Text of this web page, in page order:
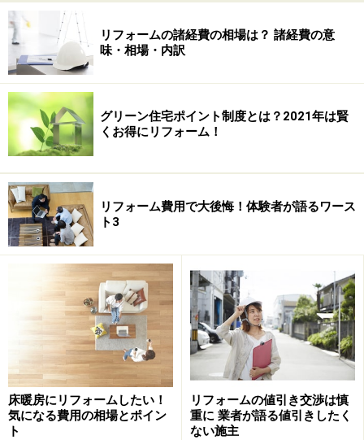
介護保険を利用して介護・支援サービスを受けるために
は、自治体から「要介護」あるいは「要支援」といった
「介護認定」を受ける必要があり、その状況によって
「要支援1～2」または「要介護1～5」と分類されていま
すが、在宅で生活し、住宅改修が必要とされる人に対
し、20万円までの介護改修を1割（ある一定の所得があ
る方は2割）の自己負担でリフォームすることができる
のです。
リフォームの諸経費の相場は？ 諸経費の意
味・相場・内訳
グリーン住宅ポイント制度とは？2021年は賢
くお得にリフォーム！
リフォーム費用で大後悔！体験者が語るワース
ト3
床暖房にリフォームしたい！
気になる費用の相場とポイン
ト
リフォームの値引き交渉は慎
重に 業者が語る値引きしたく
ない施主